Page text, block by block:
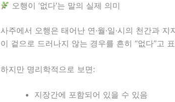
오행이 ‘없다’는 말의 실제 의미
사주에서 오행은 태어난 연·월·일·시의 천간과
이 겉으로 드러나지 않는 경우를 흔히 “없다”고
하지만 명리학적으로 보면:
지장간에 포함되어 있을 수 있음